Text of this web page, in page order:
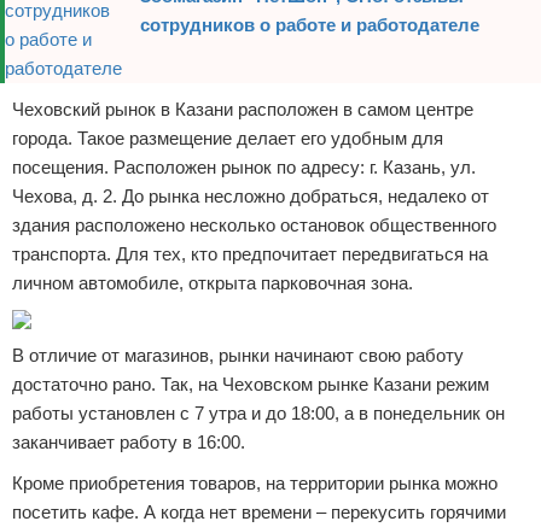
сотрудников о работе и работодателе
Чеховский рынок в Казани расположен в самом центре
города. Такое размещение делает его удобным для
посещения. Расположен рынок по адресу: г. Казань, ул.
Чехова, д. 2. До рынка несложно добраться, недалеко от
здания расположено несколько остановок общественного
транспорта. Для тех, кто предпочитает передвигаться на
личном автомобиле, открыта парковочная зона.
В отличие от магазинов, рынки начинают свою работу
достаточно рано. Так, на Чеховском рынке Казани режим
работы установлен с 7 утра и до 18:00, а в понедельник он
заканчивает работу в 16:00.
Кроме приобретения товаров, на территории рынка можно
посетить кафе. А когда нет времени – перекусить горячими